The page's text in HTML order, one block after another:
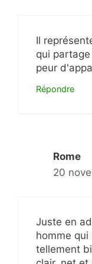
Il
qui
peur
Répondre
Rome
20
Juste en
homme
tellement